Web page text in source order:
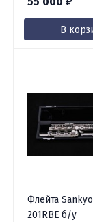
В
Флейта
201RBE б/у